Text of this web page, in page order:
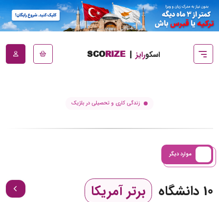
اسکورایز |
SCORIZE
زندگی کاری و تحصیلی در بلژیک
موارد دیگر
10 دانشگاه برتر آمریکا